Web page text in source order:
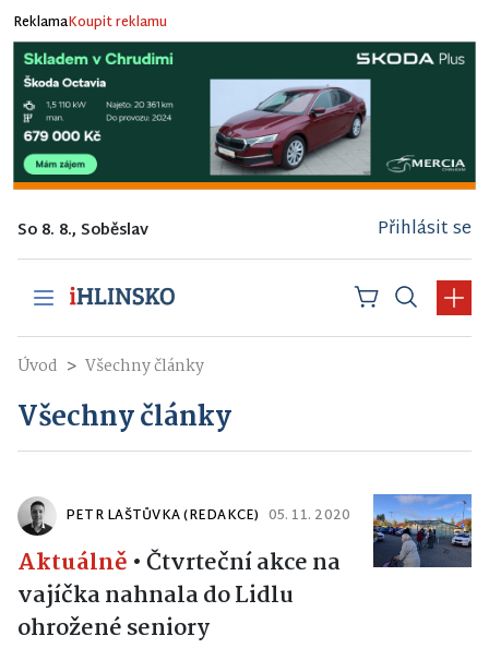
ReklamaKoupit reklamu
So 8. 8., Soběslav Přihlásit se
Úvod Všechny články
Všechny články
PETR LAŠTŮVKA (REDAKCE) 05. 11. 2020
Aktuálně •Čtvrteční akce na
vajíčka nahnala do Lidlu
ohrožené seniory